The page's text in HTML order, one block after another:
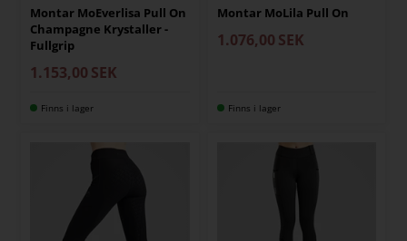
Montar MoEverlisa Pull On
Champagne Krystaller -
Fullgrip
1.153,00 SEK
Finns i lager
Montar MoLila Pull On
1.076,00 SEK
Finns i lager